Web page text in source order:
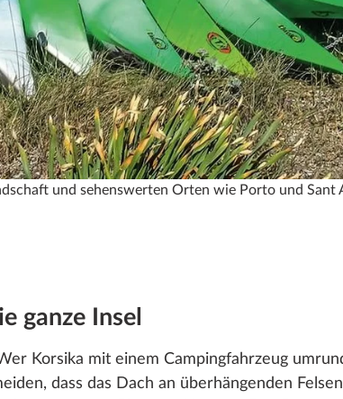
und sehenswerten Orten wie Porto und Sant
ganze Insel
Korsika mit einem Campingfahrzeug
dass das Dach an überhängenden